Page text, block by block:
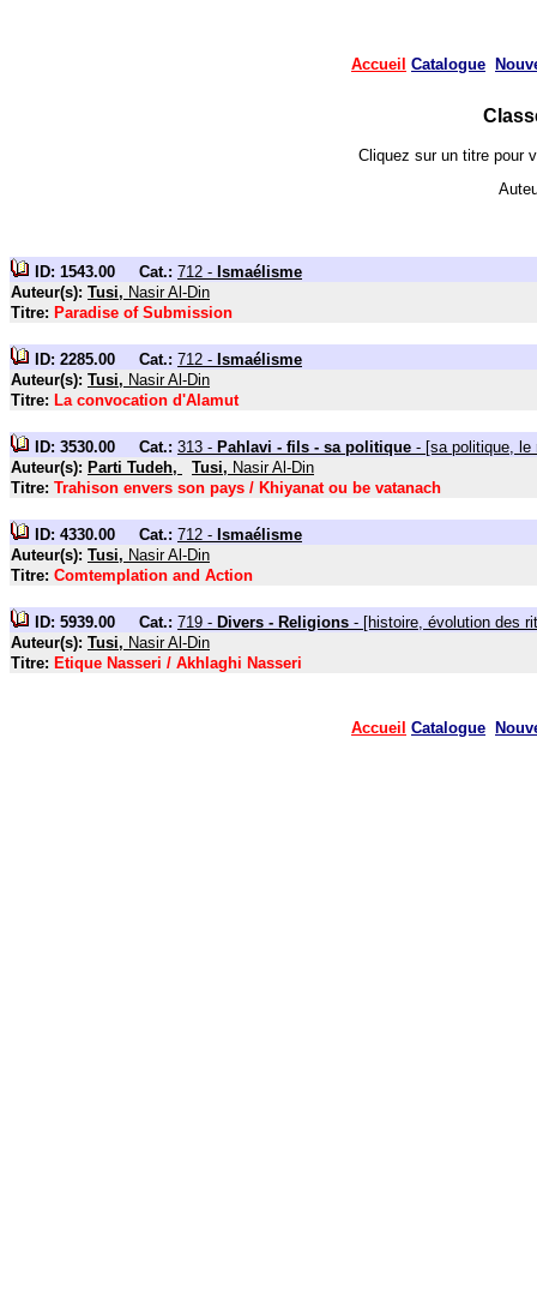
Accueil Catalogue
Cliquez sur un titre pour
ID: 1543.00 Cat.: 712 - Ismaélisme
Auteur(s): Tusi, Nasir Al-Din
Titre: Paradise of Submission
ID: 2285.00 Cat.: 712 - Ismaélisme
Auteur(s): Tusi, Nasir Al-Din
Titre: La convocation d'Alamut
ID: 3530.00 Cat.: 313 - Pahlavi - fils - sa politique - [sa politique, le
Auteur(s): Parti Tudeh, Tusi, Nasir Al-Din
Titre: Trahison envers son pays / Khiyanat ou be vatanach
ID: 4330.00 Cat.: 712 - Ismaélisme
Auteur(s): Tusi, Nasir Al-Din
Titre: Comtemplation and Action
ID: 5939.00 Cat.: 719 - Divers - Religions - [histoire, évolution des
Auteur(s): Tusi, Nasir Al-Din
Titre: Etique Nasseri / Akhlaghi Nasseri
Accueil Catalogue